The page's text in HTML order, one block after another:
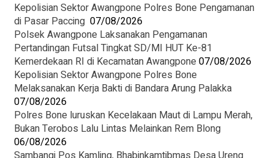
Kepolisian Sektor Awangpone Polres Bone Pengamanan
di Pasar Paccing ‎ 07/08/2026
Polsek Awangpone Laksanakan Pengamanan
Pertandingan Futsal Tingkat SD/MI HUT Ke-81
Kemerdekaan RI di Kecamatan Awangpone07/08/2026
‎Kepolisian Sektor Awangpone Polres Bone
Melaksanakan Kerja Bakti di Bandara Arung Palakka ‎
07/08/2026
Polres Bone luruskan Kecelakaan Maut di Lampu Merah,
Bukan Terobos Lalu Lintas Melainkan Rem Blong
06/08/2026